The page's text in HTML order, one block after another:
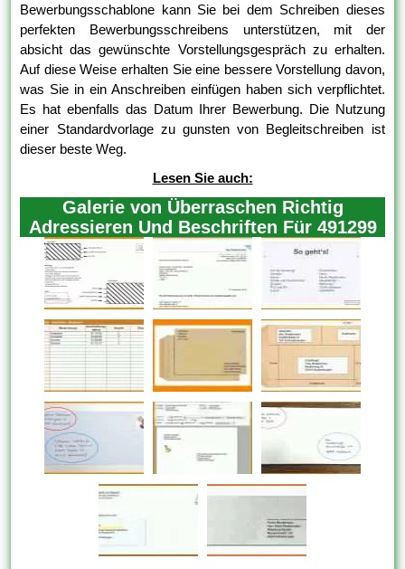
Bewerbungsschablone kann Sie bei dem Schreiben dieses
perfekten Bewerbungsschreibens unterstützen, mit der
absicht das gewünschte Vorstellungsgespräch zu erhalten.
Auf diese Weise erhalten Sie eine bessere Vorstellung davon,
was Sie in ein Anschreiben einfügen haben sich verpflichtet.
Es hat ebenfalls das Datum Ihrer Bewerbung. Die Nutzung
einer Standardvorlage zu gunsten von Begleitschreiben ist
dieser beste Weg.
Lesen Sie auch:
Galerie von Überraschen Richtig
Adressieren Und Beschriften Für 491299